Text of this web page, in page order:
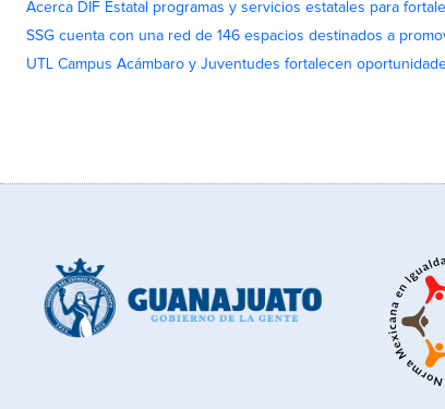
Acerca DIF Estatal programas y servicios estatales para
SSG cuenta con una red de 146 espacios destinados a
UTL Campus Acámbaro y Juventudes fortalecen